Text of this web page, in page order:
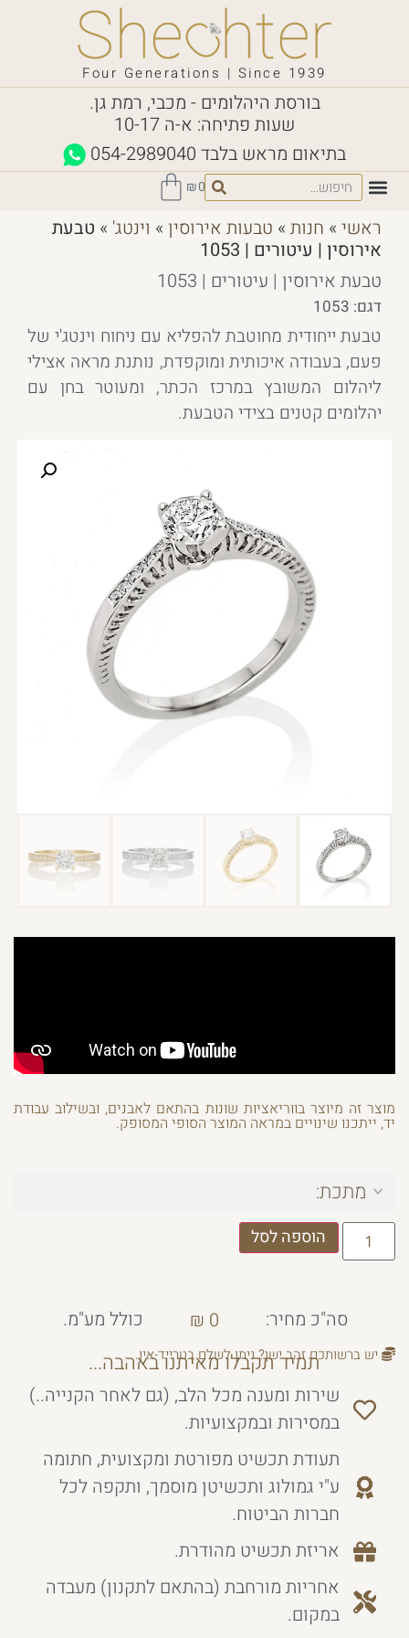
Four Generations | Since 1939
בורסת היהלומים - מכבי, רמת גן.
שעות פתיחה: א-ה 10-17
בתיאום מראש בלבד 054-2989040
₪0
טבעת אירוסין | עיטורים | 1053
ראשי » חנות » טבעות אירוסין » וינטג' » טבעת
אירוסין | עיטורים | 1053
דגם: 1053
טבעת ייחודית מחוטבת להפליא עם ניחוח וינטג'י של
פעם, בעבודה איכותית ומוקפדת, נותנת מראה אצילי
ליהלום המשובץ במרכז הכתר, ומעוטר בחן עם
יהלומים קטנים בצידי הטבעת.
מוצר זה מיוצר בווריאציות שונות בהתאם לאבנים, ובשילוב עבודת
יד, ייתכנו שינויים במראה המוצר הסופי המסופק.
מתכת:
הוספה לסל
סה"כ מחיר: ₪ 0 כולל מע"מ.
יש ברשותכם זהב ישן? ניתן לשלם בטרייד-אין.
תמיד תקבלו מאיתנו באהבה...
שירות ומענה מכל הלב, (גם לאחר הקנייה..)
במסירות ובמקצועיות.
תעודת תכשיט מפורטת ומקצועית, חתומה
ע"י גמולוג ותכשיטן מוסמך, ותקפה לכל
חברות הביטוח.
אריזת תכשיט מהודרת.
אחריות מורחבת (בהתאם לתקנון) מעבדה
במקום.